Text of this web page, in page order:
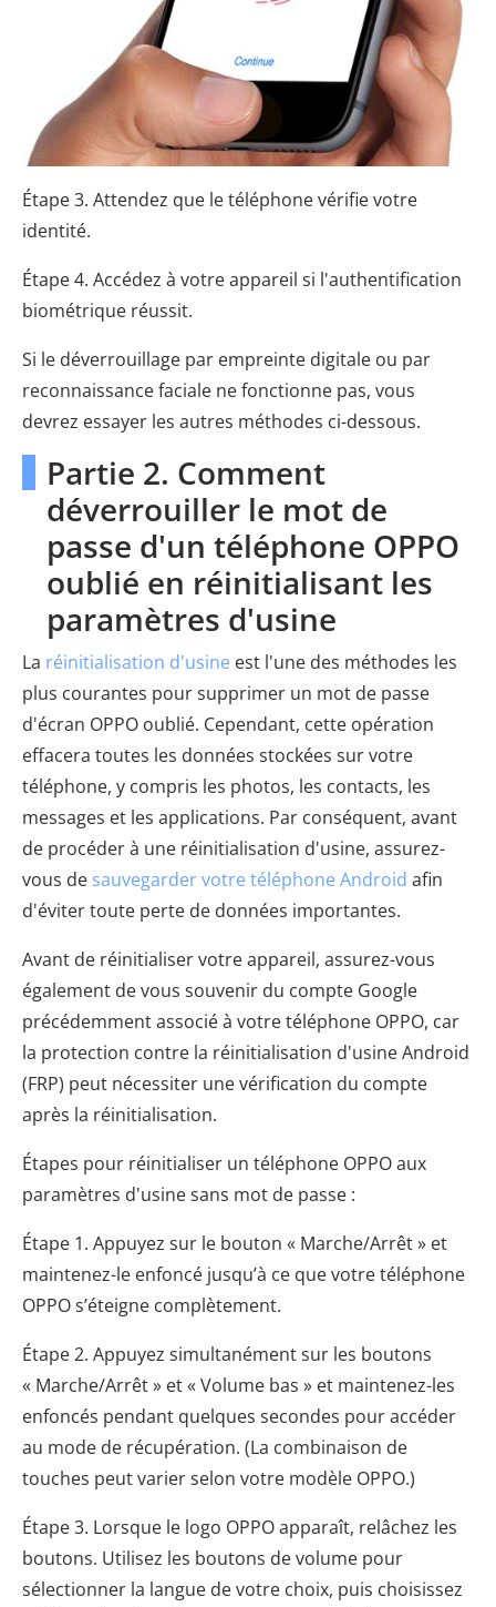
Étape 3. Attendez que le téléphone vérifie votre
identité.
Étape 4. Accédez à votre appareil si l'authentification
biométrique réussit.
Si le déverrouillage par empreinte digitale ou par
reconnaissance faciale ne fonctionne pas, vous
devrez essayer les autres méthodes ci-dessous.
Partie 2. Comment
déverrouiller le mot de
passe d'un téléphone OPPO
oublié en réinitialisant les
paramètres d'usine
La réinitialisation d'usine est l'une des méthodes les
plus courantes pour supprimer un mot de passe
d'écran OPPO oublié. Cependant, cette opération
effacera toutes les données stockées sur votre
téléphone, y compris les photos, les contacts, les
messages et les applications. Par conséquent, avant
de procéder à une réinitialisation d'usine, assurez-
vous de sauvegarder votre téléphone Android afin
d'éviter toute perte de données importantes.
Avant de réinitialiser votre appareil, assurez-vous
également de vous souvenir du compte Google
précédemment associé à votre téléphone OPPO, car
la protection contre la réinitialisation d'usine Android
(FRP) peut nécessiter une vérification du compte
après la réinitialisation.
Étapes pour réinitialiser un téléphone OPPO aux
paramètres d'usine sans mot de passe :
Étape 1. Appuyez sur le bouton « Marche/Arrêt » et
maintenez-le enfoncé jusqu’à ce que votre téléphone
OPPO s’éteigne complètement.
Étape 2. Appuyez simultanément sur les boutons
« Marche/Arrêt » et « Volume bas » et maintenez-les
enfoncés pendant quelques secondes pour accéder
au mode de récupération. (La combinaison de
touches peut varier selon votre modèle OPPO.)
Étape 3. Lorsque le logo OPPO apparaît, relâchez les
boutons. Utilisez les boutons de volume pour
sélectionner la langue de votre choix, puis choisissez